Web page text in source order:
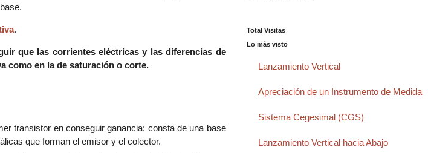
.
que las corrientes eléctricas y las diferencias de
como en la de saturación o corte.
transistor en conseguir ganancia; consta de una base
que forman el emisor y el colector.
Total Visitas
Lo más visto
Lanzamiento Vertical
Apreciación de un Instrumento de Medida
Sistema Cegesimal (CGS)
Lanzamiento Vertical hacia Abajo